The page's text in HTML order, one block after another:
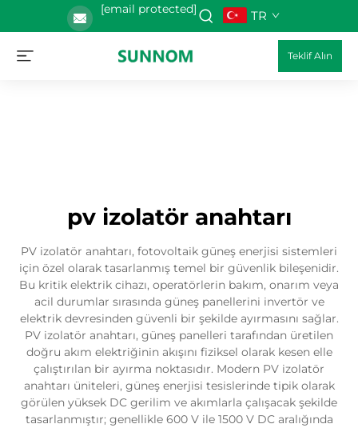
[email protected] TR
Teklif Alın
pv izolatör anahtarı
PV izolatör anahtarı, fotovoltaik güneş enerjisi sistemleri
için özel olarak tasarlanmış temel bir güvenlik bileşenidir.
Bu kritik elektrik cihazı, operatörlerin bakım, onarım veya
acil durumlar sırasında güneş panellerini invertör ve
elektrik devresinden güvenli bir şekilde ayırmasını sağlar.
PV izolatör anahtarı, güneş panelleri tarafından üretilen
doğru akım elektriğinin akışını fiziksel olarak kesen elle
çalıştırılan bir ayırma noktasıdır. Modern PV izolatör
anahtarı üniteleri, güneş enerjisi tesislerinde tipik olarak
görülen yüksek DC gerilim ve akımlarla çalışacak şekilde
tasarlanmıştır; genellikle 600 V ile 1500 V DC aralığında